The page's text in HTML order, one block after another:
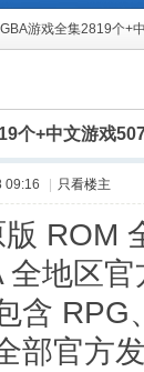
GBA游戏全集2819个+
个+中文游戏
09:16 只看楼主
ROM
全地区
含 RPG
部官方